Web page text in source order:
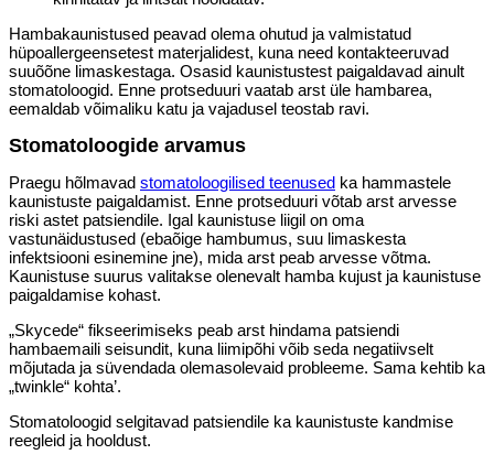
Hambakaunistused peavad olema ohutud ja valmistatud
hüpoallergeensetest materjalidest, kuna need kontakteeruvad
suuõõne limaskestaga. Osasid kaunistustest paigaldavad ainult
stomatoloogid. Enne protseduuri vaatab arst üle hambarea,
eemaldab võimaliku katu ja vajadusel teostab ravi.
Stomatoloogide arvamus
Praegu hõlmavad stomatoloogilised teenused ka hammastele
kaunistuste paigaldamist. Enne protseduuri võtab arst arvesse
riski astet patsiendile. Igal kaunistuse liigil on oma
vastunäidustused (ebaõige hambumus, suu limaskesta
infektsiooni esinemine jne), mida arst peab arvesse võtma.
Kaunistuse suurus valitakse olenevalt hamba kujust ja kaunistuse
paigaldamise kohast.
„Skycede“ fikseerimiseks peab arst hindama patsiendi
hambaemaili seisundit, kuna liimipõhi võib seda negatiivselt
mõjutada ja süvendada olemasolevaid probleeme. Sama kehtib ka
„twinkle“ kohta’.
Stomatoloogid selgitavad patsiendile ka kaunistuste kandmise
reegleid ja hooldust.